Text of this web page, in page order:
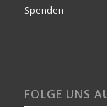
Spenden
FOLGE UNS